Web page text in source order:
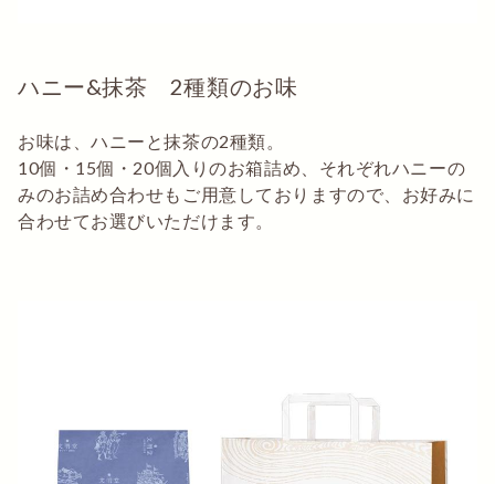
ハニー&抹茶 2種類のお味
お味は、ハニーと抹茶の2種類。
10個・15個・20個入りのお箱詰め、それぞれハニーの
みのお詰め合わせもご用意しておりますので、お好みに
合わせてお選びいただけます。